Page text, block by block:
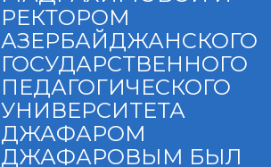
РЕКТОРОМ
АЗЕРБАЙДЖАНСКОГО
ГОСУДАРСТВЕННОГО
ПЕДАГОГИЧЕСКОГО
УНИВЕРСИТЕТА
ДЖАФАРОМ
ДЖАФАРОВЫМ БЫЛ